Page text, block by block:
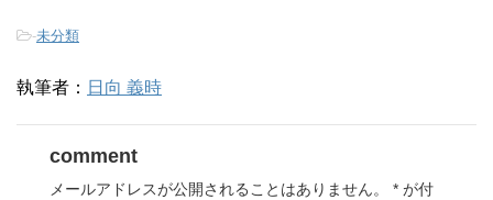
-未分類
執筆者： 日向 義時
comment
メールアドレスが公開されることはありません。 * が付